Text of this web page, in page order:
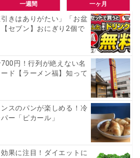
一週間 一ヶ月
引きはありがたい」「お盆
セブン】おにぎり2個で
円！行列が絶えない名
ド【ラーメン福】知って
スのパンが楽しめる！冷
ー「ピカール」
果に注目！ダイエットに